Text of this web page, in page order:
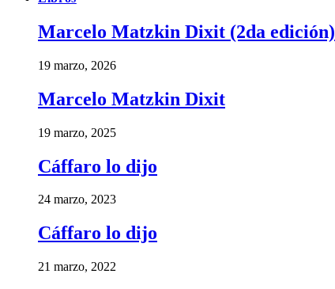
Marcelo Matzkin Dixit (2da edición)
19 marzo, 2026
Marcelo Matzkin Dixit
19 marzo, 2025
Cáffaro lo dijo
24 marzo, 2023
Cáffaro lo dijo
21 marzo, 2022